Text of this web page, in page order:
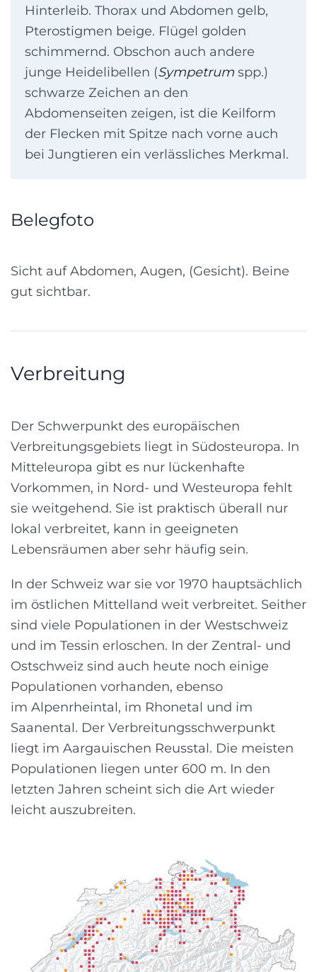
Hinterleib. Thorax und Abdomen gelb,
Pterostigmen beige. Flügel golden
schimmernd. Obschon auch andere
junge Heidelibellen (Sympetrum spp.)
schwarze Zeichen an den
Abdomenseiten zeigen, ist die Keilform
der Flecken mit Spitze nach vorne auch
bei Jungtieren ein verlässliches Merkmal.
Belegfoto
Sicht auf Abdomen, Augen, (Gesicht). Beine
gut sichtbar.
Verbreitung
Der Schwerpunkt des europäischen
Verbreitungsgebiets liegt in Südosteuropa. In
Mitteleuropa gibt es nur lückenhafte
Vorkommen, in Nord- und Westeuropa fehlt
sie weitgehend. Sie ist praktisch überall nur
lokal verbreitet, kann in geeigneten
Lebensräumen aber sehr häufig sein.
In der Schweiz war sie vor 1970 hauptsächlich
im östlichen Mittelland weit verbreitet. Seither
sind viele Populationen in der Westschweiz
und im Tessin erloschen. In der Zentral- und
Ostschweiz sind auch heute noch einige
Populationen vorhanden, ebenso
im Alpenrheintal, im Rhonetal und im
Saanental. Der Verbreitungsschwerpunkt
liegt im Aargauischen Reusstal. Die meisten
Populationen liegen unter 600 m. In den
letzten Jahren scheint sich die Art wieder
leicht auszubreiten.